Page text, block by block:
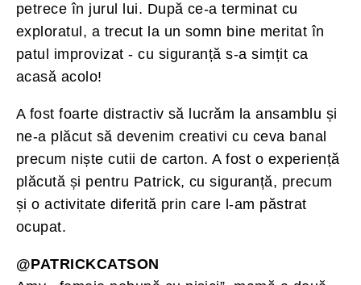
petrece în jurul lui. După ce-a terminat cu
exploratul, a trecut la un somn bine meritat în
patul improvizat - cu siguranță s-a simțit ca
acasă acolo!
A fost foarte distractiv să lucrăm la ansamblu și
ne-a plăcut să devenim creativi cu ceva banal
precum niște cutii de carton. A fost o experiență
plăcută și pentru Patrick, cu siguranță, precum
și o activitate diferită prin care l-am păstrat
ocupat.
@PATRICKCATSON